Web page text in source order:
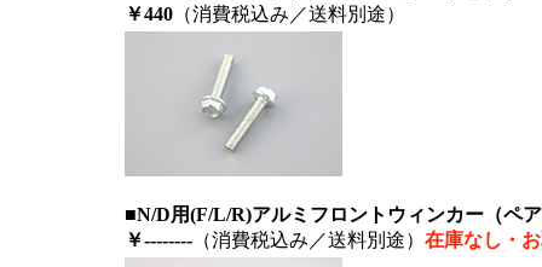
￥440（消費税込み／送料別途）
■N/D用(F/L/R)アルミフロントウィンカー（ペ
￥--------（消費税込み／送料別途） 在庫なし・